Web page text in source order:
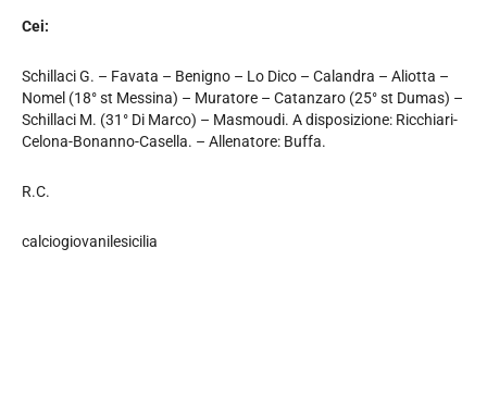
Cei:
Schillaci G. – Favata – Benigno – Lo Dico – Calandra – Aliotta –
Nomel (18° st Messina) – Muratore – Catanzaro (25° st Dumas) –
Schillaci M. (31° Di Marco) – Masmoudi. A disposizione: Ricchiari-
Celona-Bonanno-Casella. – Allenatore: Buffa.
R.C.
calciogiovanilesicilia